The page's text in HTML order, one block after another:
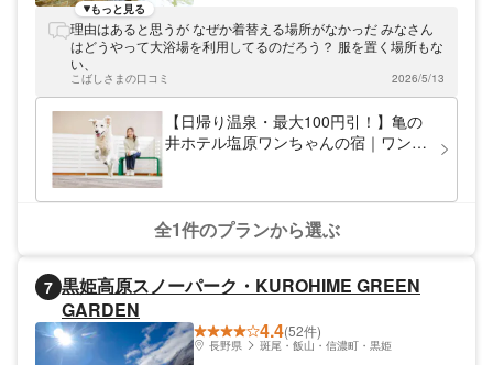
ング1時間セットが大人2,900円のところ最
大69%割引で1,200円になります。また、世
前購入となるので、入り口でスマホを見せる
だけとスムーズに入場できます。世界の名犬
牧場のお得なクーポンを使って、思い切り愛
犬を遊ばせてあげてください。
ーミングルームや専用アメニティも揃ってい
るので、旅行デビューのワンちゃんでも安心
れていません。塩原の良質な天然温泉で日頃
の疲れを癒やし、夜はライブキッチンならで
はの熱々グルメが並ぶ豪華ビュッフェに舌
鼓。愛犬は楽しく、飼い主さんは癒やされ
る、そんな休日をお過ごしください。
もっと見る
理由はあると思うが なぜか着替える場所がなかっだ みなさん
はどうやって大浴場を利用してるのだろう？ 服を置く場所もな
い、
こばしさまの口コミ 2026/5/13
【日帰り温泉・最大100円引！】亀の
井ホテル塩原ワンちゃんの宿｜ワンち
全1件のプランから選ぶ
7 黒姫高原スノーパーク・KUROHIME GREEN
GARDEN
4.4(52件)
長野県 斑尾・飯山・信濃町・黒姫